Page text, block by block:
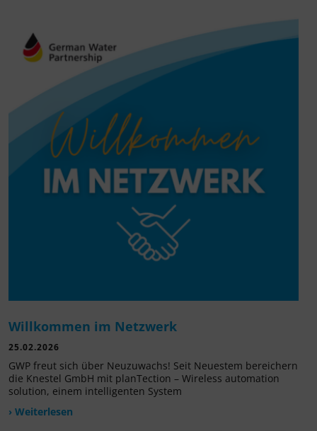
Willkommen im Netzwerk
25.02.2026
GWP freut sich über Neuzuwachs! Seit Neuestem bereichern
die Knestel GmbH mit planTection – Wireless automation
solution, einem intelligenten System
› Weiterlesen